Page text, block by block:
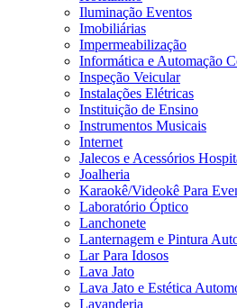
Iluminação Eventos
Imobiliárias
Impermeabilização
Informática e Automação
Inspeção Veicular
Instalações Elétricas
Instituição de Ensino
Instrumentos Musicais
Internet
Jalecos e Acessórios
Joalheria
Karaokê/Videokê Para
Laboratório Óptico
Lanchonete
Lanternagem e Pintura
Lar Para Idosos
Lava Jato
Lava Jato e Estética
Lavanderia